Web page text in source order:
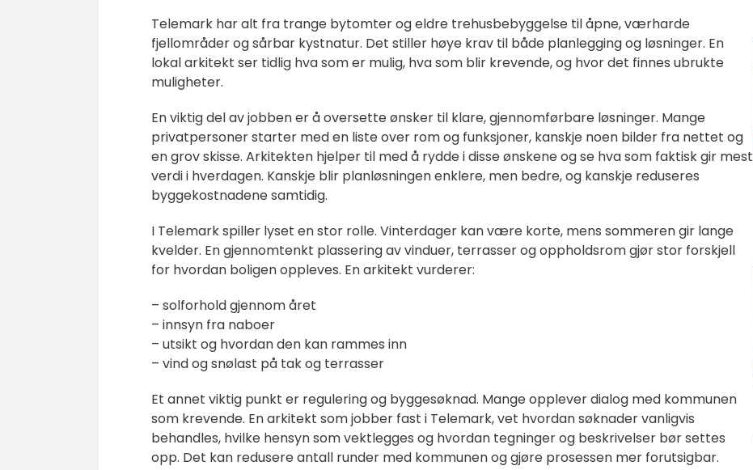
Telemark har alt fra trange bytomter og eldre trehusbebyggelse til åpne, værharde
fjellområder og sårbar kystnatur. Det stiller høye krav til både planlegging og løsninger. En
lokal arkitekt ser tidlig hva som er mulig, hva som blir krevende, og hvor det finnes ubrukte
muligheter.
En viktig del av jobben er å oversette ønsker til klare, gjennomførbare løsninger. Mange
privatpersoner starter med en liste over rom og funksjoner, kanskje noen bilder fra nettet og
en grov skisse. Arkitekten hjelper til med å rydde i disse ønskene og se hva som faktisk gir mest
verdi i hverdagen. Kanskje blir planløsningen enklere, men bedre, og kanskje reduseres
byggekostnadene samtidig.
I Telemark spiller lyset en stor rolle. Vinterdager kan være korte, mens sommeren gir lange
kvelder. En gjennomtenkt plassering av vinduer, terrasser og oppholdsrom gjør stor forskjell
for hvordan boligen oppleves. En arkitekt vurderer:
– solforhold gjennom året
– innsyn fra naboer
– utsikt og hvordan den kan rammes inn
– vind og snølast på tak og terrasser
Et annet viktig punkt er regulering og byggesøknad. Mange opplever dialog med kommunen
som krevende. En arkitekt som jobber fast i Telemark, vet hvordan søknader vanligvis
behandles, hvilke hensyn som vektlegges og hvordan tegninger og beskrivelser bør settes
opp. Det kan redusere antall runder med kommunen og gjøre prosessen mer forutsigbar.